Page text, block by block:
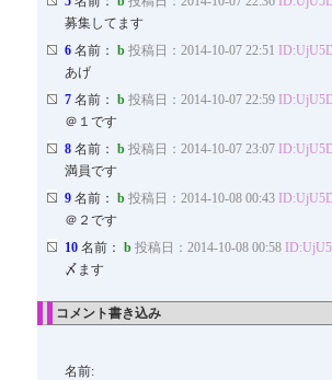
募集してます
6 名前： b 投稿日：2014-10-07 22:51
あげ
7 名前： b 投稿日：2014-10-07 22:59
＠１です
8 名前： b 投稿日：2014-10-07 23:07
満員です
9 名前： b 投稿日：2014-10-08 00:43
＠２です
10 名前： b 投稿日：2014-10-08 00:58
〆ます
コメント書き込み
名前: